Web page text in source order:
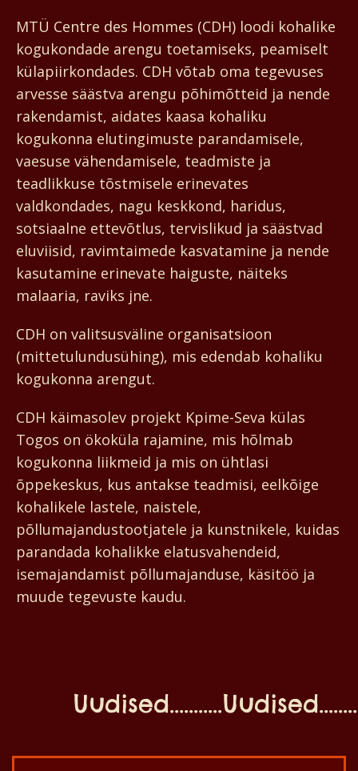
MTÜ Centre des Hommes (CDH) loodi kohalike
kogukondade arengu toetamiseks, peamiselt
külapiirkondades. CDH võtab oma tegevuses
arvesse säästva arengu põhimõtteid ja nende
rakendamist, aidates kaasa kohaliku
kogukonna elutingimuste parandamisele,
vaesuse vähendamisele, teadmiste ja
teadlikkuse tõstmisele erinevates
valdkondades, nagu keskkond, haridus,
sotsiaalne ettevõtlus, tervislikud ja säästvad
eluviisid, ravimtaimede kasvatamine ja nende
kasutamine erinevate haiguste, näiteks
malaaria, raviks jne.
CDH on valitsusväline organisatsioon
(mittetulundusühing), mis edendab kohaliku
kogukonna arengut.
CDH käimasolev projekt Kpime-Seva külas
Togos on ökoküla rajamine, mis hõlmab
kogukonna liikmeid ja mis on ühtlasi
õppekeskus, kus antakse teadmisi, eelkõige
kohalikele lastele, naistele,
põllumajandustootjatele ja kunstnikele, kuidas
parandada kohalikke elatusvahendeid,
isemajandamist põllumajanduse, käsitöö ja
muude tegevuste kaudu.